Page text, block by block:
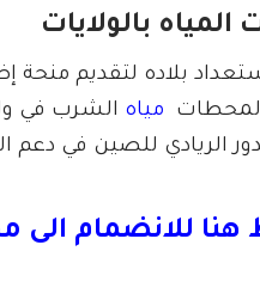
بالولايات
بلاده لتقديم
مياه الشرب في
الريادي للصين في دعم
للانضمام الى